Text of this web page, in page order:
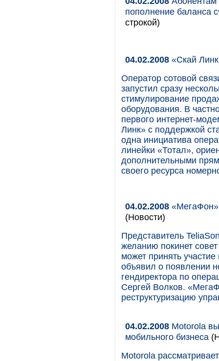
пополнение баланса
строкой)
04.02.2008 «Скай
Оператор сотовой
запустил сразу
стимулирование
оборудования. В
первого интернет-
Линк» с поддержкой
одна инициатива
линейки «Тотал»,
дополнительными
своего ресурса
04.02.2008 «МегаФон»
(Новости)
Представитель
желанию покинет
может принять
объявил о появлении
гендиректора по
Сергей Волков.
реструктуризацию
04.02.2008 Motorola
мобильного бизнеса
Motorola